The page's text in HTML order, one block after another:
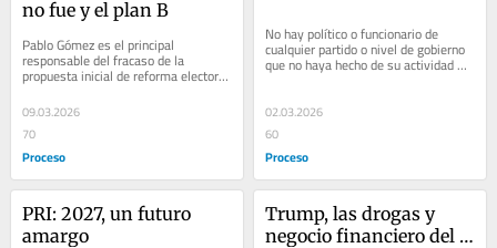
no fue y el plan B
Pablo Gómez es el principal
responsable del fracaso de la
propuesta inicial de reforma electoral
de la presidenta Claudia Sheimbaum.
El viejo...
09.03.2026
70
Proceso
No hay político o funcionario de
cualquier partido o nivel de gobierno
que no haya hecho de su actividad
pública, es decir, de la política, un...
02.03.2026
60
Proceso
PRI: 2027, un futuro
amargo
Trump, las drogas y
negocio financiero del